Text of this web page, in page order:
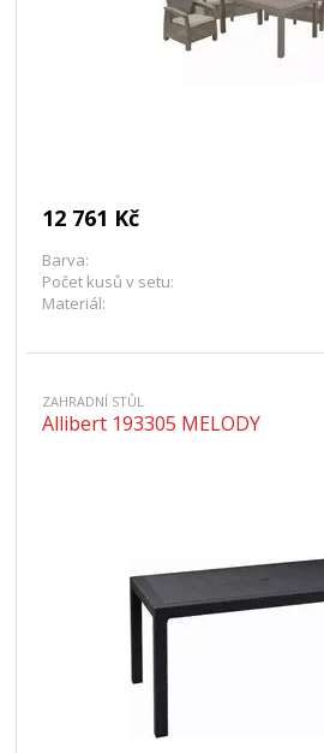
12 761 Kč
Barva:
Počet kusů v setu:
Materiál:
ZAHRADNÍ STŮL
Allibert 193305 MELODY